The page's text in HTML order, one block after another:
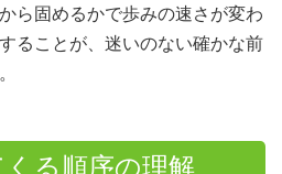
ら固めるかで歩みの速さが変わ
ることが、迷いのない確かな前
る順序の理解